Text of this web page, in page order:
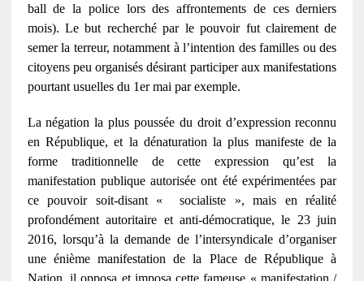
ball de la police lors des affrontements de ces derniers
mois). Le but recherché par le pouvoir fut clairement de
semer la terreur, notamment à l’intention des familles ou des
citoyens peu organisés désirant participer aux manifestations
pourtant usuelles du 1er mai par exemple.
La négation la plus poussée du droit d’expression reconnu
en République, et la dénaturation la plus manifeste de la
forme traditionnelle de cette expression qu’est la
manifestation publique autorisée ont été expérimentées par
ce pouvoir soit-disant « socialiste », mais en réalité
profondément autoritaire et anti-démocratique, le 23 juin
2016, lorsqu’à la demande de l’intersyndicale d’organiser
une énième manifestation de la Place de République à
Nation, il opposa et imposa cette fameuse « manifestation /